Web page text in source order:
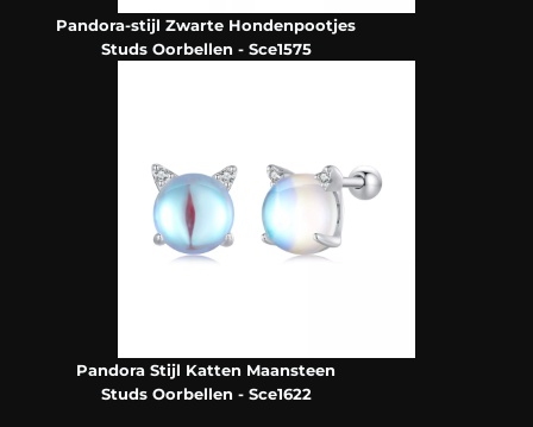
Pandora-stijl Zwarte Hondenpootjes
Studs Oorbellen - Sce1575
Pandora Stijl Katten Maansteen
Studs Oorbellen - Sce1622